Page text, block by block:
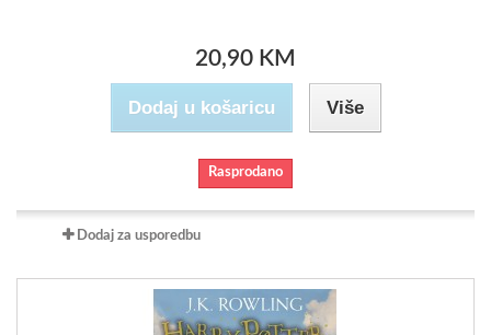
20,90 KM
Dodaj u košaricu Više
Rasprodano
Dodaj za usporedbu